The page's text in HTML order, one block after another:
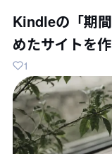
Kindleの「期
めたサイトを
1